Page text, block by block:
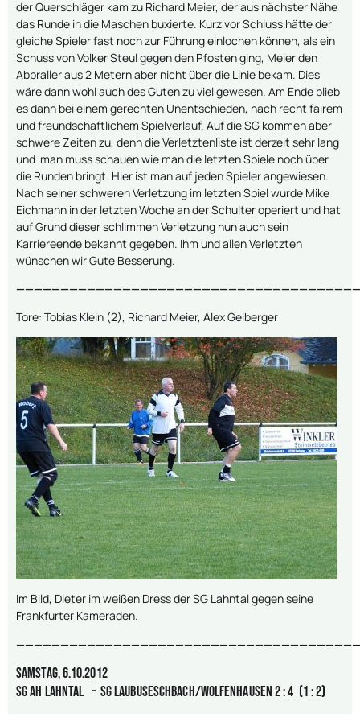
der Querschläger kam zu Richard Meier, der aus nächster Nähe
das Runde in die Maschen buxierte. Kurz vor Schluss hätte der
gleiche Spieler fast noch zur Führung einlochen können, als ein
Schuss von Volker Steul gegen den Pfosten ging, Meier den
Abpraller aus 2 Metern aber nicht über die Linie bekam. Dies
wäre dann wohl auch des Guten zu viel gewesen. Am Ende blieb
es dann bei einem gerechten Unentschieden, nach recht fairem
und freundschaftlichem Spielverlauf. Auf die SG kommen aber
schwere Zeiten zu, denn die Verletztenliste ist derzeit sehr lang
und man muss schauen wie man die letzten Spiele noch über
die Runden bringt. Hier ist man auf jeden Spieler angewiesen.
Nach seiner schweren Verletzung im letzten Spiel wurde Mike
Eichmann in der letzten Woche an der Schulter operiert und hat
auf Grund dieser schlimmen Verletzung nun auch sein
Karriereende bekannt gegeben. Ihm und allen Verletzten
wünschen wir Gute Besserung.
Tore: Tobias Klein (2), Richard Meier, Alex Geiberger
Im Bild, Dieter im weißen Dress der SG Lahntal gegen seine
Frankfurter Kameraden.
Samstag, 6.10.2012
SG AH Lahntal – SG Laubuseschbach/Wolfenhausen 2 : 4 (1 : 2)